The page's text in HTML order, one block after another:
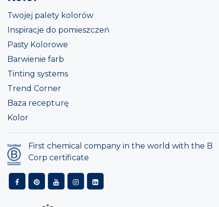
Twojej palety kolorów
Inspiracje do pomieszczeń
Pasty Kolorowe
Barwienie farb
Tinting systems
Trend Corner
Baza recepturę
Kolor
First chemical company in the world with the B
Corp certificate